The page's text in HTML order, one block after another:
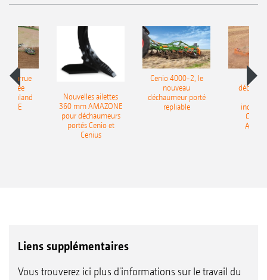
charrue
portée
Onland
Nouvelles ailettes
360 mm AMAZONE
pour déchaumeurs
portés Cenio et
Cenius
Cenio 4000-2, le
nouveau
déchaumeur porté
repliable
Liens supplémentaires
Vous trouverez ici plus d'informations sur le travail du